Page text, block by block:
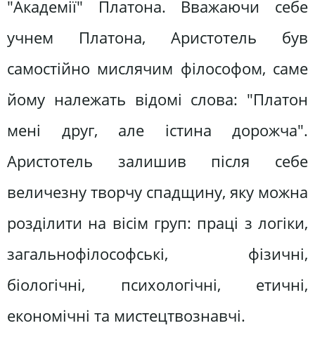
"Академії" Платона. Вважаючи себе
учнем Платона, Аристотель був
самостійно мислячим філософом, саме
йому належать відомі слова: "Платон
мені друг, але істина дорожча".
Аристотель залишив після себе
величезну творчу спадщину, яку можна
розділити на вісім груп: праці з логіки,
загальнофілософські, фізичні,
біологічні, психологічні, етичні,
економічні та мистецтвознавчі.